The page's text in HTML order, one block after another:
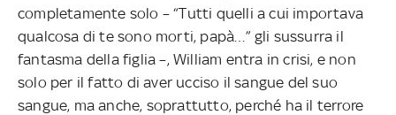
completamente solo – “Tutti quelli a cui importava
qualcosa di te sono morti, papà…” gli sussurra il
fantasma della figlia –, William entra in crisi, e non
solo per il fatto di aver ucciso il sangue del suo
sangue, ma anche, soprattutto, perché ha il terrore